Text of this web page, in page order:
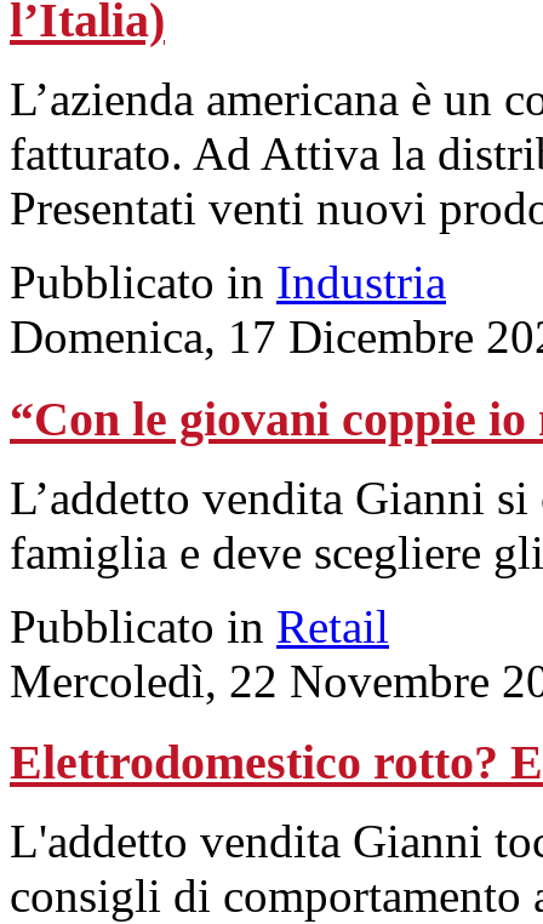
l’Italia)
L’azienda americana è un
fatturato. Ad Attiva la
Presentati venti nuovi
Pubblicato in Industria
Domenica, 17 Dicembre
“Con le giovani coppie
L’addetto vendita Gianni
famiglia e deve scegliere
Pubblicato in Retail
Mercoledì, 22 Novembre
Elettrodomestico rotto?
L'addetto vendita Gianni
consigli di